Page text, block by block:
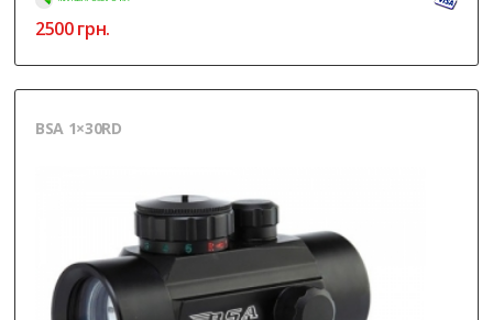
2500грн.
BSA 1×30RD